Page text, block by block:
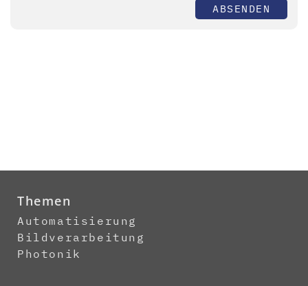
ABSENDEN
Themen
Automatisierung
Bildverarbeitung
Photonik